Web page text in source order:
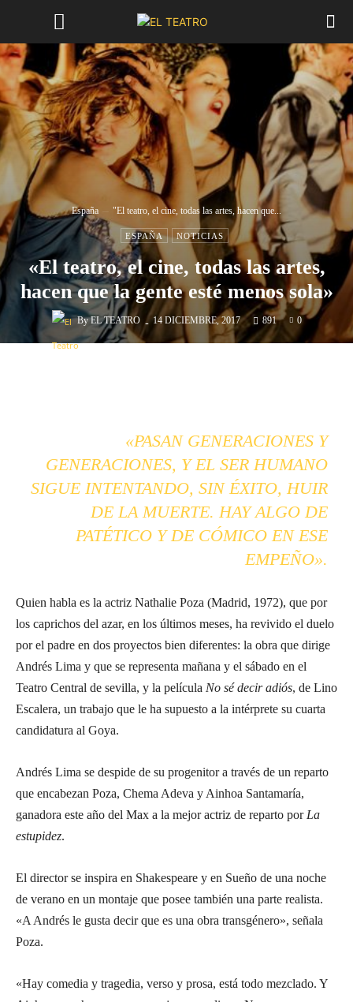
España "El teatro, el cine, todas las artes, hacen que...
ESPAÑA NOTICIAS
«El teatro, el cine, todas las artes,
hacen que la gente esté menos sola»
By EL TEATRO - 14 DICIEMBRE, 2017 891 0
«PASAN GENERACIONES Y
GENERACIONES, Y EL SER HUMANO
SIGUE INTENTANDO, SIN ÉXITO, HUIR
DE LA MUERTE. HAY ALGO DE
PATÉTICO Y DE CÓMICO EN ESE
EMPEÑO».
Quien habla es la actriz Nathalie Poza (Madrid, 1972), que por
los caprichos del azar, en los últimos meses, ha revivido el duelo
por el padre en dos proyectos bien diferentes: la obra que dirige
Andrés Lima y que se representa mañana y el sábado en el
Teatro Central de sevilla, y la película No sé decir adiós, de Lino
Escalera, un trabajo que le ha supuesto a la intérprete su cuarta
candidatura al Goya.
Andrés Lima se despide de su progenitor a través de un reparto
que encabezan Poza, Chema Adeva y Ainhoa Santamaría,
ganadora este año del Max a la mejor actriz de reparto por La
estupidez.
El director se inspira en Shakespeare y en Sueño de una noche
de verano en un montaje que posee también una parte realista.
«A Andrés le gusta decir que es una obra transgénero», señala
Poza.
«Hay comedia y tragedia, verso y prosa, está todo mezclado. Y